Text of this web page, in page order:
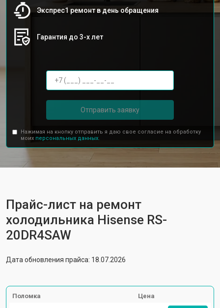
Экспрес1 ремонт в день обращения
Гарантия до 3-х лет
Отправить заявку
Нажимая на кнопку отправить я даю свое согласие на обработку
моих персональных данных.
Прайс-лист на ремонт
холодильника Hisense RS-
20DR4SAW
Дата обновления прайса: 18.07.2026
Поломка Цена